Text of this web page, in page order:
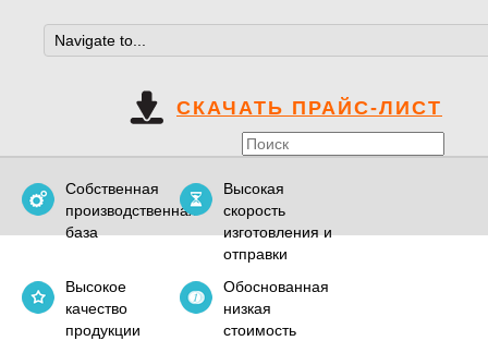
СКАЧАТЬ ПРАЙС-ЛИСТ
Собственная
производственная
база
Высокая
скорость
изготовления и
отправки
Высокое
качество
продукции
Обоснованная
низкая
стоимость